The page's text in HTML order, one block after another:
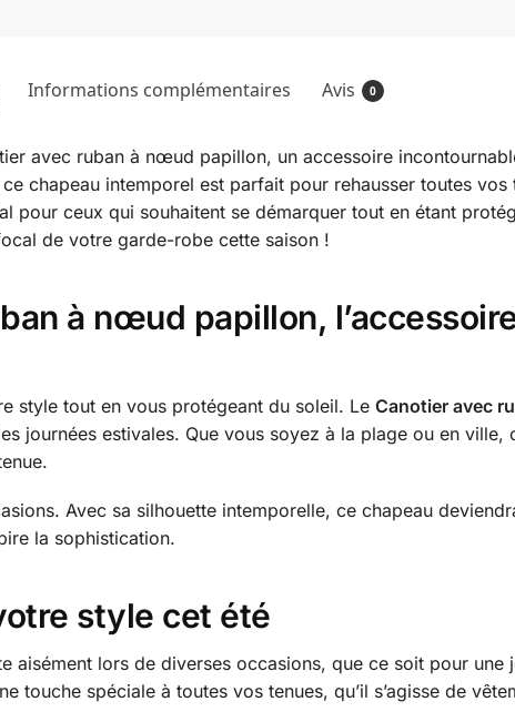
Informations complémentaires Avis 0
avec ruban à nœud papillon, un accessoire
chapeau intemporel est parfait pour rehausser toutes vos
pour ceux qui souhaitent se démarquer tout en étant
de votre garde-robe cette saison !
à nœud papillon,
style tout en vous protégeant du soleil. Le Canotier avec
journées estivales. Que vous soyez à la plage ou en ville,
Avec sa silhouette intemporelle, ce chapeau
la sophistication.
style cet été
aisément lors de diverses occasions, que ce soit pour une
spéciale à toutes vos tenues, qu’il s’agisse de